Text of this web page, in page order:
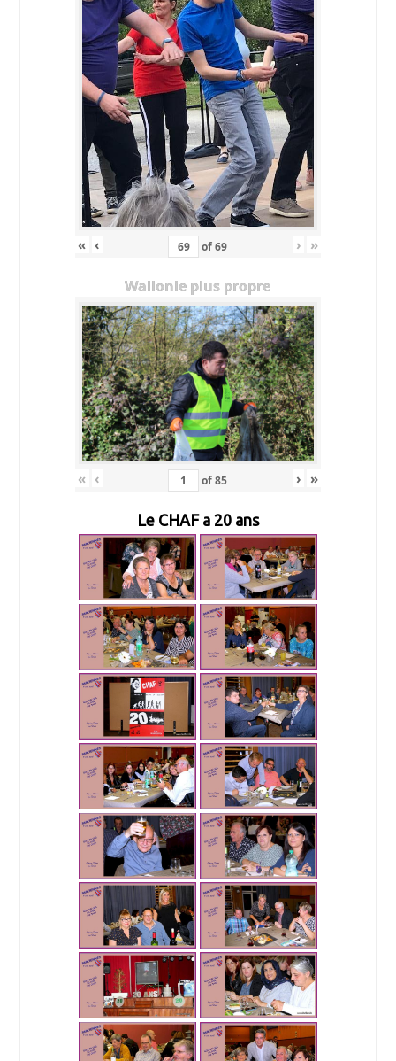
« ‹ of69 › »
Wallonie plus propre
« ‹ of85 › »
Le CHAF a 20 ans